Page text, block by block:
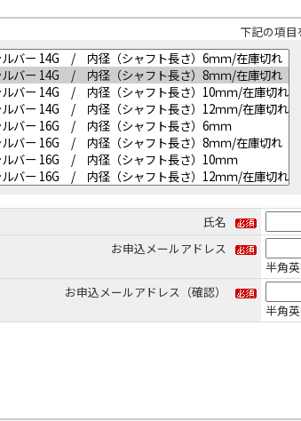
下記の項
氏名
お申込メールアドレス
半角
お申込メールアドレス（確認）
半角